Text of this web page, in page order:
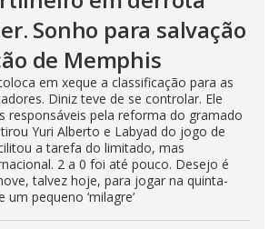
Sonho para salvação
de Memphis
em xeque a classificação para as
Diniz teve de se controlar. Ele
responsáveis pela reforma do gramado
Yuri Alberto e Labyad do jogo de
a tarefa do limitado, mas
2 a 0 foi até pouco. Desejo é
talvez hoje, para jogar na quinta-
pequeno ‘milagre’